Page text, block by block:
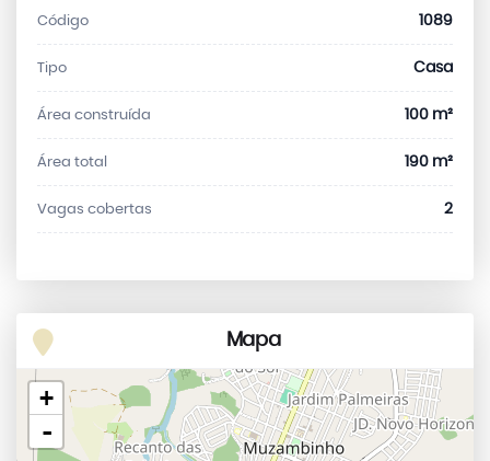
Código 1089
Tipo Casa
Área construída 100 m²
Área total 190 m²
Vagas cobertas 2
Mapa
+
-